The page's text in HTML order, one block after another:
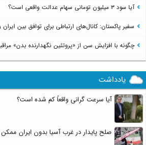
آیا سود ۳ میلیون تومانی سهام عدالت واقعی است؟
سفیر پاکستان: کانال‌های ارتباطی برای توافق بین ایران
چگونه با افزایش سن از «پروتئین نگهدارنده بدن»
یادداشت
آیا سرعت گرانی واقعاً کم شده است؟
صلح پایدار در غرب آسیا بدون ایران